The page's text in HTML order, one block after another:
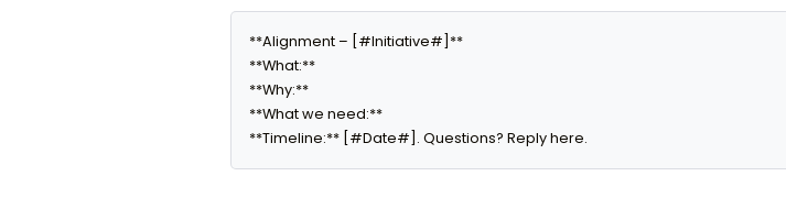
**Alignment – [#Initiative#]**
**What:**
**Why:**
**What we need:**
**Timeline:** [#Date#]. Questions? Reply here.